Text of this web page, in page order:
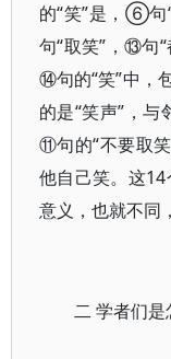
的“笑”是，⑥句
句“取笑”，⑬句
⑭句的“笑”中，
的是“笑声”，与
⑪句的“不要取
他自己笑。这14
意义，也就不同
二 学者们